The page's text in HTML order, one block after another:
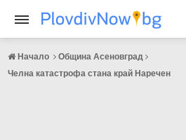
Начало
Община Асеновград
Челна катастрофа стана край Наречен